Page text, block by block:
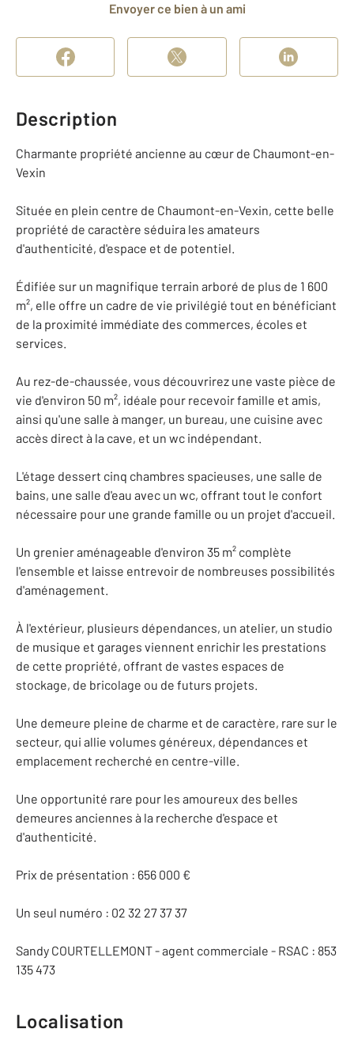
Envoyer ce bien à un ami
Description
Charmante propriété ancienne au cœur de Chaumont-en-
Vexin
Située en plein centre de Chaumont-en-Vexin, cette belle
propriété de caractère séduira les amateurs
d'authenticité, d'espace et de potentiel.
Édifiée sur un magnifique terrain arboré de plus de 1 600
m², elle offre un cadre de vie privilégié tout en bénéficiant
de la proximité immédiate des commerces, écoles et
services.
Au rez-de-chaussée, vous découvrirez une vaste pièce de
vie d'environ 50 m², idéale pour recevoir famille et amis,
ainsi qu'une salle à manger, un bureau, une cuisine avec
accès direct à la cave, et un wc indépendant.
L'étage dessert cinq chambres spacieuses, une salle de
bains, une salle d'eau avec un wc, offrant tout le confort
nécessaire pour une grande famille ou un projet d'accueil.
Un grenier aménageable d'environ 35 m² complète
l'ensemble et laisse entrevoir de nombreuses possibilités
d'aménagement.
À l'extérieur, plusieurs dépendances, un atelier, un studio
de musique et garages viennent enrichir les prestations
de cette propriété, offrant de vastes espaces de
stockage, de bricolage ou de futurs projets.
Une demeure pleine de charme et de caractère, rare sur le
secteur, qui allie volumes généreux, dépendances et
emplacement recherché en centre-ville.
Une opportunité rare pour les amoureux des belles
demeures anciennes à la recherche d'espace et
d'authenticité.
Prix de présentation : 656 000 €
Un seul numéro : 02 32 27 37 37
Sandy COURTELLEMONT - agent commerciale - RSAC : 853
135 473
Localisation